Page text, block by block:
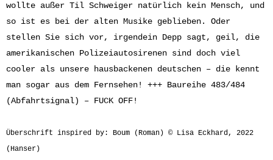
wollte außer Til Schweiger natürlich kein Mensch, und
so ist es bei der alten Musike geblieben. Oder
stellen Sie sich vor, irgendein Depp sagt, geil, die
amerikanischen Polizeiautosirenen sind doch viel
cooler als unsere hausbackenen deutschen – die kennt
man sogar aus dem Fernsehen! +++ Baureihe 483/484
(Abfahrtsignal) – FUCK OFF!
Überschrift inspired by: Boum (Roman) © Lisa Eckhard, 2022
(Hanser)